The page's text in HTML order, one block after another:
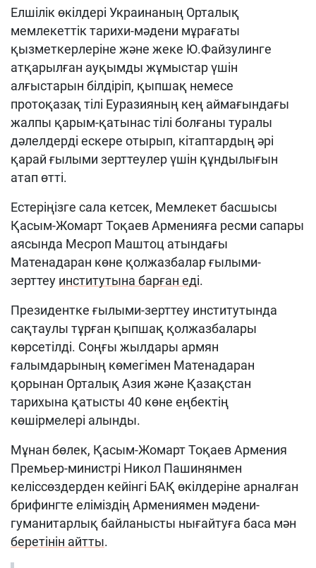
Елшілік өкілдері Украинаның Орталық
мемлекеттік тарихи-мәдени мұрағаты
қызметкерлеріне және жеке Ю.Файзулинге
атқарылған ауқымды жұмыстар үшін
алғыстарын білдіріп, қыпшақ немесе
протоқазақ тілі Еуразияның кең аймағындағы
жалпы қарым-қатынас тілі болғаны туралы
дәлелдерді ескере отырып, кітаптардың әрі
қарай ғылыми зерттеулер үшін құндылығын
атап өтті.
Естеріңізге сала кетсек, Мемлекет басшысы
Қасым-Жомарт Тоқаев Арменияға ресми сапары
аясында Месроп Маштоц атындағы
Матенадаран көне қолжазбалар ғылыми-
зерттеу институтына барған еді.
Президентке ғылыми-зерттеу институтында
сақтаулы тұрған қыпшақ қолжазбалары
көрсетілді. Соңғы жылдары армян
ғалымдарының көмегімен Матенадаран
қорынан Орталық Азия және Қазақстан
тарихына қатысты 40 көне еңбектің
көшірмелері алынды.
Мұнан бөлек, Қасым-Жомарт Тоқаев Армения
Премьер-министрі Никол Пашинянмен
келіссөздерден кейінгі БАҚ өкілдеріне арналған
брифингте еліміздің Армениямен мәдени-
гуманитарлық байланысты нығайтуға баса мән
беретінін айтты.